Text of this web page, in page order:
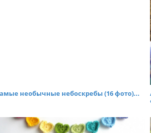
необычные небоскребы (16 фото)...